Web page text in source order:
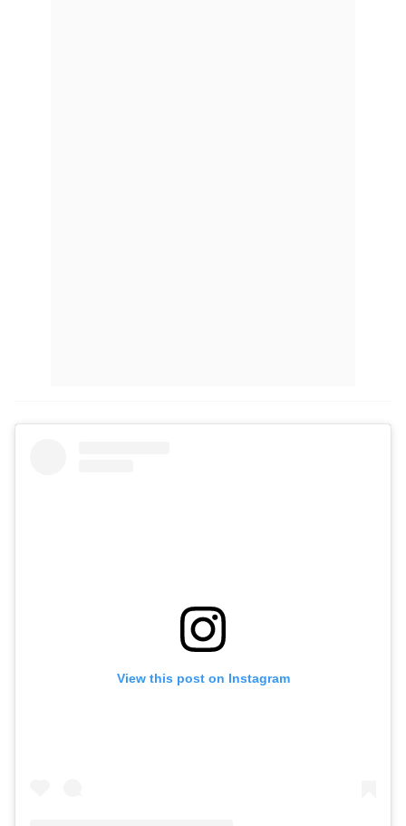
View this post on Instagram